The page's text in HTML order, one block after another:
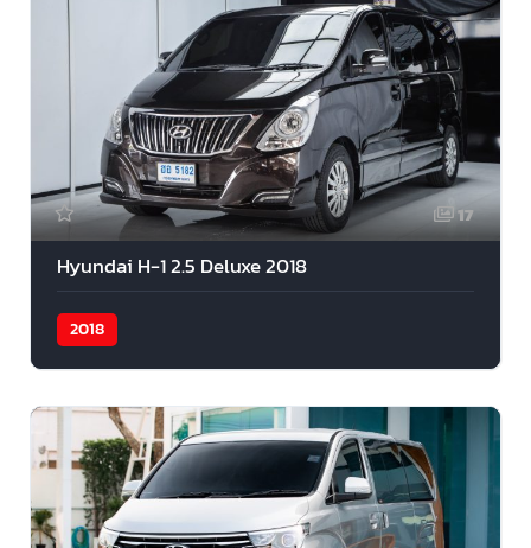
17
Hyundai H-1 2.5 Deluxe 2018
2018